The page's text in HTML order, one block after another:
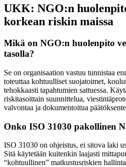
UKK: NGO:n
korkean riskin maissa
Mikä on NGO:n huolenpito
tasolla?
Se on organisaation vastuu tunnistaa
toteuttaa kohtuulliset suojatoimet,
tehokkaasti tapahtumien sattuessa.
riskitasoittain suunnittelua,
valvontaa ja dokumentoitua
Onko ISO 31030 pakollinen
ISO 31030 on ohjeistus, ei sitova laki
Sitä käytetään kuitenkin laajasti
“kohtuullinen” matkustusriskien